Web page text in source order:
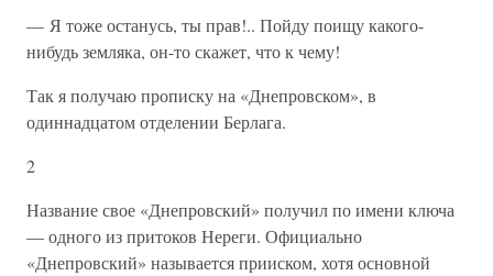
— Я тоже останусь, ты прав!.. Пойду поищу какого-
нибудь земляка, он-то скажет, что к чему!
Так я получаю прописку на «Днепровском», в
одиннадцатом отделении Берлага.
2
Название свое «Днепровский» получил по имени ключа
— одного из притоков Нереги. Официально
«Днепровский» называется прииском, хотя основной